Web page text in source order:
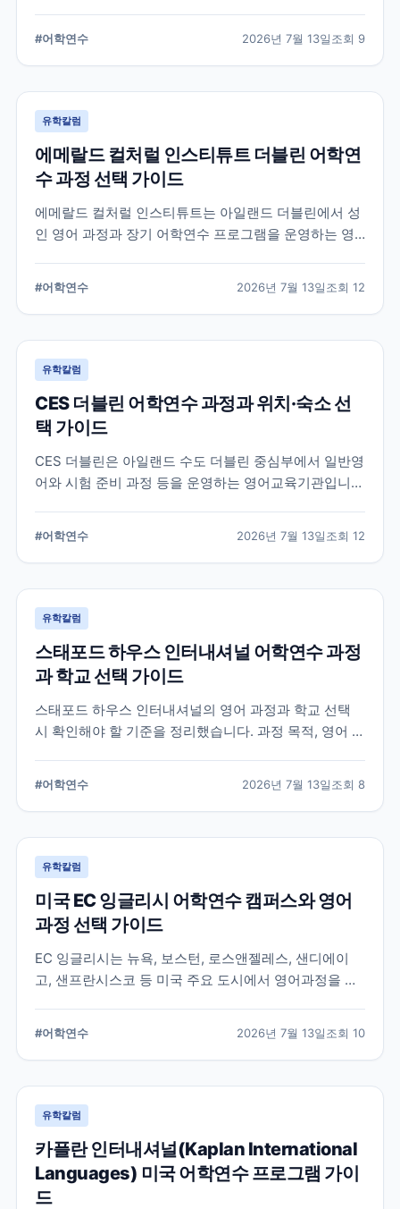
습니다.
#어학연수 2026년 7월 13일조회 9
유학칼럼
에메랄드 컬처럴 인스티튜트 더블린 어학연
수 과정 선택 가이드
에메랄드 컬처럴 인스티튜트는 아일랜드 더블린에서 성
인 영어 과정과 장기 어학연수 프로그램을 운영하는 영
기준을 정리합니다.
#어학연수 2026년 7월 13일조회 12
유학칼럼
CES 더블린 어학연수 과정과 위치·숙소 선
택 가이드
CES 더블린은 아일랜드 수도 더블린 중심부에서 일반영
어와 시험 준비 과정 등을 운영하는 영어교육기관입니
#어학연수 2026년 7월 13일조회 12
유학칼럼
스태포드 하우스 인터내셔널 어학연수 과정
과 학교 선택 가이드
스태포드 하우스 인터내셔널의 영어 과정과 학교 선택
시 확인해야 할 기준을 정리했습니다. 과정 목적, 영어 수
#어학연수 2026년 7월 13일조회 8
유학칼럼
미국 EC 잉글리시 어학연수 캠퍼스와 영어
과정 선택 가이드
EC 잉글리시는 뉴욕, 보스턴, 로스앤젤레스, 샌디에이
고, 샌프란시스코 등 미국 주요 도시에서 영어과정을 안
할 내용을 정리합니다.
#어학연수 2026년 7월 13일조회 10
유학칼럼
카플란 인터내셔널(Kaplan International
Languages) 미국 어학연수 프로그램 가이
드